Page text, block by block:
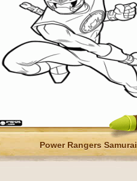
Power Rangers Samurai